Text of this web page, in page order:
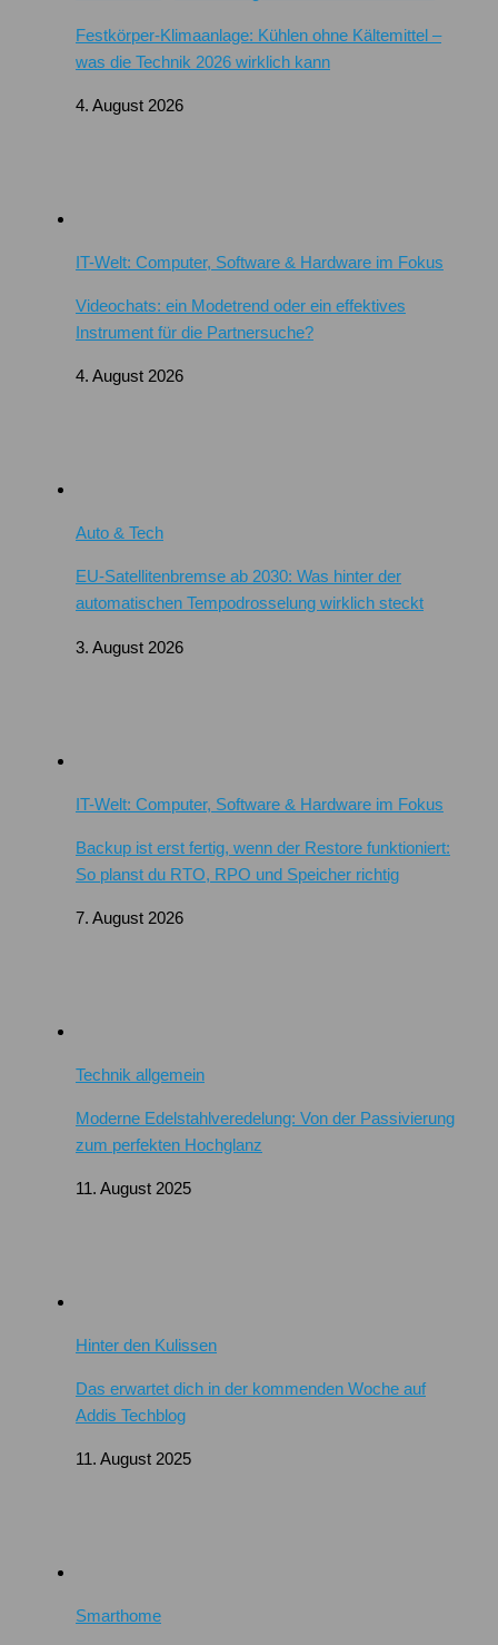
Festkörper-Klimaanlage: Kühlen ohne Kältemittel –
was die Technik 2026 wirklich kann
4. August 2026
IT-Welt: Computer, Software & Hardware im Fokus
Videochats: ein Modetrend oder ein effektives
Instrument für die Partnersuche?
4. August 2026
Auto & Tech
EU-Satellitenbremse ab 2030: Was hinter der
automatischen Tempodrosselung wirklich steckt
3. August 2026
IT-Welt: Computer, Software & Hardware im Fokus
Backup ist erst fertig, wenn der Restore funktioniert:
So planst du RTO, RPO und Speicher richtig
7. August 2026
Technik allgemein
Moderne Edelstahlveredelung: Von der Passivierung
zum perfekten Hochglanz
11. August 2025
Hinter den Kulissen
Das erwartet dich in der kommenden Woche auf
Addis Techblog
11. August 2025
Smarthome